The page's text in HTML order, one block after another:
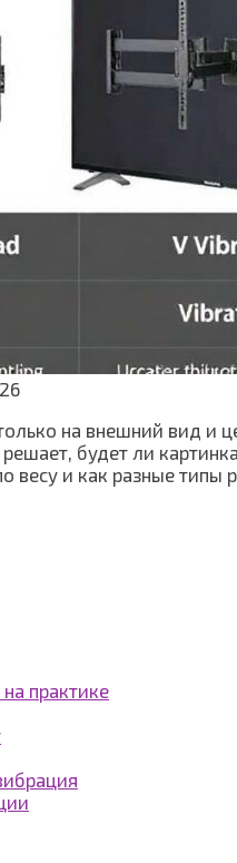
на внешний вид
будет ли
весу и как разные
практике